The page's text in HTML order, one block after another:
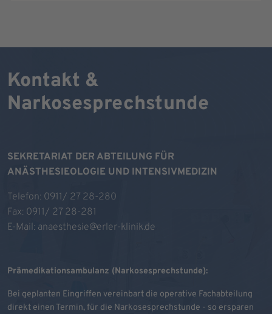
Kontakt &
Narkosesprechstunde
SEKRETARIAT DER ABTEILUNG FÜR
ANÄSTHESIEOLOGIE UND INTENSIVMEDIZIN
Telefon: 0911/ 27 28-280
Fax: 0911/ 27 28-281
E-Mail: anaesthesie@erler-klinik.de
Prämedikationsambulanz (Narkosesprechstunde):
Bei geplanten Eingriffen vereinbart die operative Fachabteilung
direkt einen Termin, für die Narkosesprechstunde - so ersparen